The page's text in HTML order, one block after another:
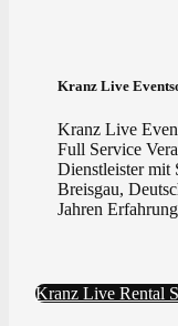
Kranz Live
Kranz Live
Full Service
Dienstleister mit
Breisgau,
Jahren
Kranz Live Rental